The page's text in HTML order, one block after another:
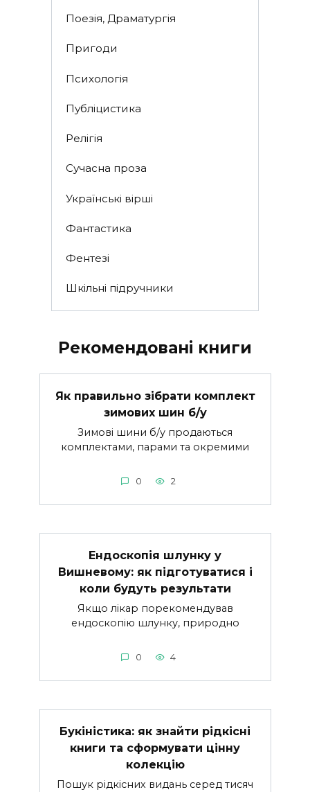
Поезія, Драматургія
Пригоди
Психологія
Публіцистика
Релігія
Сучасна проза
Українські вірші
Фантастика
Фентезі
Шкільні підручники
Рекомендовані книги
Як правильно зібрати комплект
зимових шин б/у
Зимові шини б/у продаються
комплектами, парами та окремими
0 2
Ендоскопія шлунку у
Вишневому: як підготуватися і
коли будуть результати
Якщо лікар порекомендував
ендоскопію шлунку, природно
0 4
Букіністика: як знайти рідкісні
книги та сформувати цінну
колекцію
Пошук рідкісних видань серед тисяч